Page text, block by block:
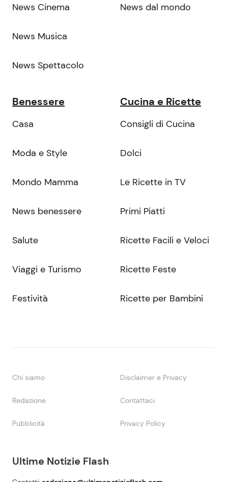
Ultime Notizie Flash
News Cinema
News Musica
News Spettacolo
News dal mondo
Benessere
Casa
Moda e Style
Mondo Mamma
News benessere
Salute
Viaggi e Turismo
Festività
Cucina e Ricette
Consigli di Cucina
Dolci
Le Ricette in TV
Primi Piatti
Ricette Facili e Veloci
Ricette Feste
Ricette per Bambini
Chi siamo Disclaimer e Privacy
Redazione Contattaci
Pubblicità Privacy Policy